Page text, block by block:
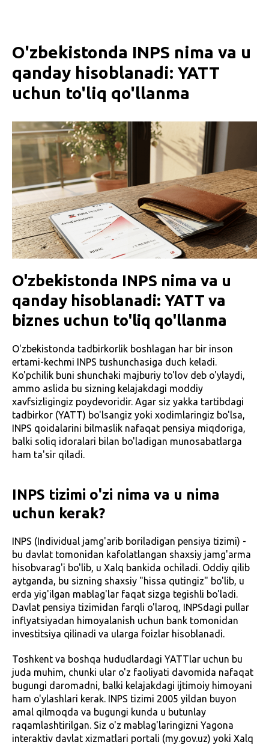
O'zbekistonda INPS nima va u
qanday hisoblanadi: YATT
uchun to'liq qo'llanma
O'zbekistonda INPS nima va u
qanday hisoblanadi: YATT va
biznes uchun to'liq qo'llanma
O'zbekistonda tadbirkorlik boshlagan har bir inson
ertami-kechmi INPS tushunchasiga duch keladi.
Ko'pchilik buni shunchaki majburiy to'lov deb o'ylaydi,
ammo aslida bu sizning kelajakdagi moddiy
xavfsizligingiz poydevoridir. Agar siz yakka tartibdagi
tadbirkor (YATT) bo'lsangiz yoki xodimlaringiz bo'lsa,
INPS qoidalarini bilmaslik nafaqat pensiya miqdoriga,
balki soliq idoralari bilan bo'ladigan munosabatlarga
ham ta'sir qiladi.
INPS tizimi o'zi nima va u nima
uchun kerak?
INPS (Individual jamg'arib boriladigan pensiya tizimi) -
bu davlat tomonidan kafolatlangan shaxsiy jamg'arma
hisobvarag'i bo'lib, u Xalq bankida ochiladi. Oddiy qilib
aytganda, bu sizning shaxsiy "hissa qutingiz" bo'lib, u
erda yig'ilgan mablag'lar faqat sizga tegishli bo'ladi.
Davlat pensiya tizimidan farqli o'laroq, INPSdagi pullar
inflyatsiyadan himoyalanish uchun bank tomonidan
investitsiya qilinadi va ularga foizlar hisoblanadi.
Toshkent va boshqa hududlardagi YATTlar uchun bu
juda muhim, chunki ular o'z faoliyati davomida nafaqat
bugungi daromadni, balki kelajakdagi ijtimoiy himoyani
ham o'ylashlari kerak. INPS tizimi 2005 yildan buyon
amal qilmoqda va bugungi kunda u butunlay
raqamlashtirilgan. Siz o'z mablag'laringizni Yagona
interaktiv davlat xizmatlari portali (my.gov.uz) yoki Xalq